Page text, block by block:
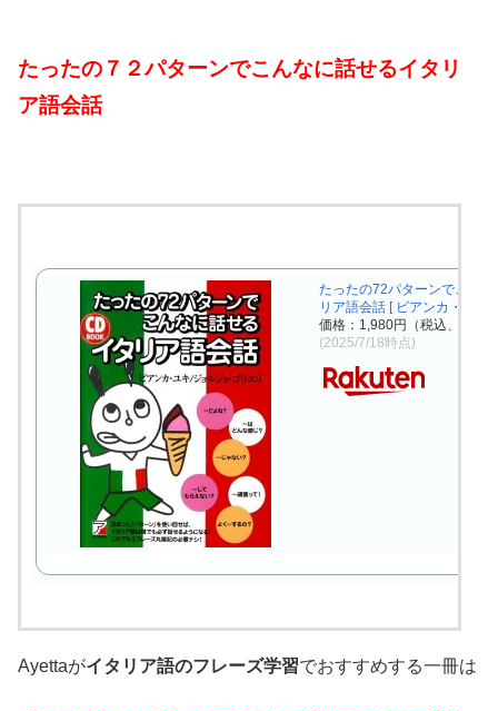
たったの７２パターンでこんなに話せるイタリ
ア語会話
たったの72パターンでこん
リア語会話 [ ビアンカ・ユキ ]
価格：1,980円（税込、送料
(2025/7/18時点)
Ayettaがイタリア語のフレーズ学習でおすすめする一冊は